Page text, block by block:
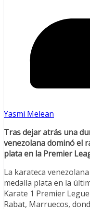
Yasmi Melean
Tras dejar atrás una
venezolana dominó el
plata en la Premier
La karateca
medalla plata en la
Karate 1 Premier
Rabat, Marruecos,